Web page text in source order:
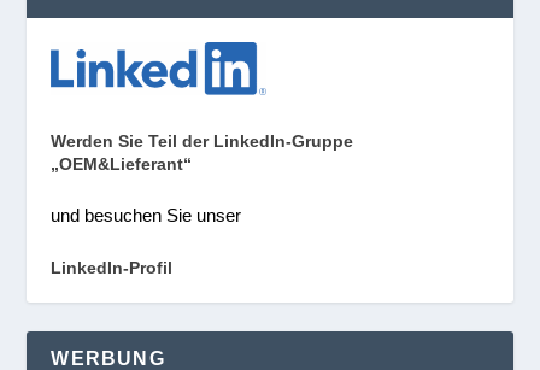
Werden Sie Teil der LinkedIn-Gruppe
„OEM&Lieferant“
und besuchen Sie unser
LinkedIn-Profil
WERBUNG